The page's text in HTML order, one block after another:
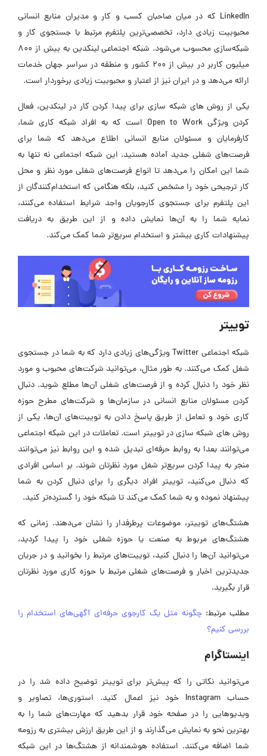
LinkedIn که در میان صاحبان کسب و کار و مدیران منابع انسانی
محبوبیت زیادی دارد، تخصصی‌ترین پلتفرم مرتبط با جستجوی کار و
شبکه‌سازی محسوب می‌شود. شبکه اجتماعی لینکدین به بیش از 800
میلیون کاربر در بیش از 200 کشور و منطقه در سراسر جهان خدمات
ارائه می‌دهد و در ایران نیز از اعتبار و محبوبیت زیادی برخوردار است.
یکی از روش های شبکه سازی برای پیدا کردن کار در لینکدین، فعال
کردن ویژگی Open to Work است که به افراد شبکه کاری شما،
کارفرمایان و مسئولان منابع انسانی اطلاع می‌دهد که شما برای
فرصت‌های شغلی جدید آماده هستید. این شبکه اجتماعی نه تنها به
شما این امکان را می‌دهد تا انواع فرصت‌های شغلی مورد نظر و محل
کار ترجیحی خود را مشخص کنید، بلکه هنگامی که استخدام‌کنندگان از
این پلتفرم برای جستجوی کارجویان واجد شرایط استفاده می‌کنند،
نمایه شما را به آن‌ها نمایش داده و از این طریق به دریافت
پیشنهادات کاری بیشتر و استخدام سریع‌تر شما کمک می‌کند.
توییتر
شبکه اجتماعی Twitter ویژگی‌های زیادی دارد که به شما در جستجوی
شغل کمک می‌کنند. به طور مثال، می‌توانید شرکت‌های محبوب و مورد
نظر خود را دنبال کرده و از فرصت‌های شغلی آن‌ها مطلع شوید. دنبال
کردن مسئولان منابع انسانی در سازمان‌ها و شرکت‌های مطرح حوزه
کاری خود و تعامل از طریق پاسخ دادن به توییت‌های آن‌ها، یکی از
روش های شبکه سازی در توییتر است. تعاملات در این شبکه اجتماعی
می‌توانند بعدا به روابط حرفه‌ای تبدیل شده و این روابط نیز می‌توانند
منجر به پیدا کردن سریع‌تر شغل مورد نظرتان شوند. بر اساس افرادی
که دنبال می‌کنید، توییتر افراد دیگری را برای دنبال کردن به شما
پیشنهاد نموده و به شما کمک می‌کند تا شبکه خود را گسترده‌تر کنید.
هشتگ‌های توییتر، موضوعات پرطرفدار را نشان می‌دهند. زمانی که
هشتگ‌های مربوط به صنعت یا حوزه شغلی خود را پیدا کردید،
می‌توانید آن‌ها را دنبال کنید، توییت‌های مرتبط را بخوانید و در جریان
جدیدترین اخبار و فرصت‌های شغلی مرتبط با حوزه کاری مورد نظرتان
قرار بگیرید.
مطلب مرتبط:چگونه مثل یک کارجوی حرفه‌ای آگهی‌های استخدام را
بررسی کنیم؟
اینستاگرام
می‌توانید نکاتی را که پیش‌تر برای توییتر توضیح داده شد را در
حساب Instagram خود نیز اعمال کنید. استوری‌ها، تصاویر و
ویدیوهایی را در صفحه خود قرار بدهید که مهارت‌های شما را به
بهترین نحو به نمایش می‌گذارند و از این طریق ارزش بیشتری به رزومه
شما اضافه می‌کنند. استفاده هوشمندانه از هشتگ‌ها در این شبکه